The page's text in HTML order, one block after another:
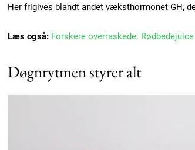
Her frigives blandt andet væksthormonet GH,
Læs også: Forskere overraskede:
Døgnrytmen styrer alt